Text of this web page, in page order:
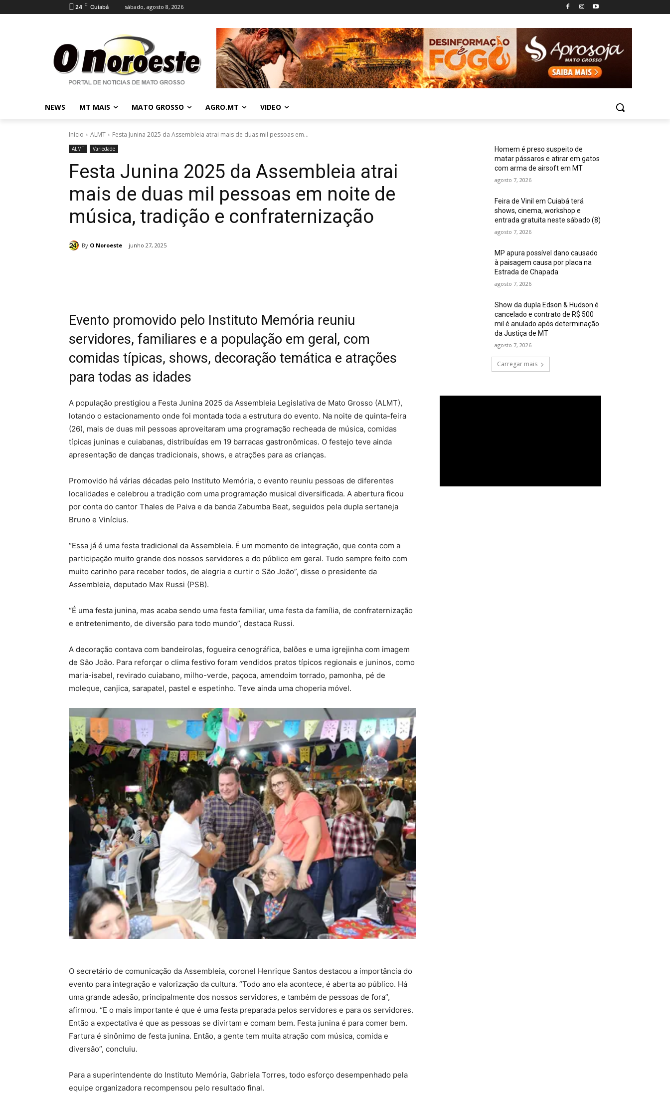
24 C Cuiabá sábado, agosto 8, 2026
NEWS MT MAIS MATO GROSSO AGRO.MT VIDEO
Início ALMT Festa Junina 2025 da Assembleia atrai mais de duas mil pessoas em...
ALMT Variedade
Festa Junina 2025 da Assembleia atrai
mais de duas mil pessoas em noite de
música, tradição e confraternização
By O Noroeste junho 27, 2025
Evento promovido pelo Instituto Memória reuniu
servidores, familiares e a população em geral, com
comidas típicas, shows, decoração temática e atrações
para todas as idades
A população prestigiou a Festa Junina 2025 da Assembleia Legislativa de Mato Grosso (ALMT),
lotando o estacionamento onde foi montada toda a estrutura do evento. Na noite de quinta-feira
(26), mais de duas mil pessoas aproveitaram uma programação recheada de música, comidas
típicas juninas e cuiabanas, distribuídas em 19 barracas gastronômicas. O festejo teve ainda
apresentação de danças tradicionais, shows, e atrações para as crianças.
Promovido há várias décadas pelo Instituto Memória, o evento reuniu pessoas de diferentes
localidades e celebrou a tradição com uma programação musical diversificada. A abertura ficou
por conta do cantor Thales de Paiva e da banda Zabumba Beat, seguidos pela dupla sertaneja
Bruno e Vinícius.
“Essa já é uma festa tradicional da Assembleia. É um momento de integração, que conta com a
participação muito grande dos nossos servidores e do público em geral. Tudo sempre feito com
muito carinho para receber todos, de alegria e curtir o São João”, disse o presidente da
Assembleia, deputado Max Russi (PSB).
“É uma festa junina, mas acaba sendo uma festa familiar, uma festa da família, de confraternização
e entretenimento, de diversão para todo mundo”, destaca Russi.
A decoração contava com bandeirolas, fogueira cenográfica, balões e uma igrejinha com imagem
de São João. Para reforçar o clima festivo foram vendidos pratos típicos regionais e juninos, como
maria-isabel, revirado cuiabano, milho-verde, paçoca, amendoim torrado, pamonha, pé de
moleque, canjica, sarapatel, pastel e espetinho. Teve ainda uma choperia móvel.
O secretário de comunicação da Assembleia, coronel Henrique Santos destacou a importância do
evento para integração e valorização da cultura. “Todo ano ela acontece, é aberta ao público. Há
uma grande adesão, principalmente dos nossos servidores, e também de pessoas de fora”,
afirmou. “E o mais importante é que é uma festa preparada pelos servidores e para os servidores.
Então a expectativa é que as pessoas se divirtam e comam bem. Festa junina é para comer bem.
Fartura é sinônimo de festa junina. Então, a gente tem muita atração com música, comida e
diversão”, concluiu.
Para a superintendente do Instituto Memória, Gabriela Torres, todo esforço desempenhado pela
equipe organizadora recompensou pelo resultado final.
Homem é preso suspeito de
matar pássaros e atirar em gatos
com arma de airsoft em MT
agosto 7, 2026
Feira de Vinil em Cuiabá terá
shows, cinema, workshop e
entrada gratuita neste sábado (8)
agosto 7, 2026
MP apura possível dano causado
à paisagem causa por placa na
Estrada de Chapada
agosto 7, 2026
Show da dupla Edson & Hudson é
cancelado e contrato de R$ 500
mil é anulado após determinação
da Justiça de MT
agosto 7, 2026
Carregar mais